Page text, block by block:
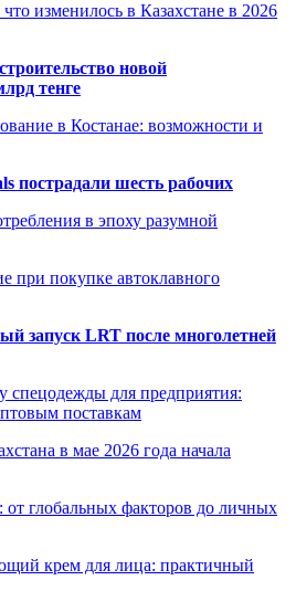
изменилось в Казахстане в 2026
новой
тенге
в Костанае: возможности и
пострадали шесть рабочих
в эпоху разумной
при покупке автоклавного
запуск LRT после многолетней
спецодежды для предприятия:
поставкам
в мае 2026 года начала
от глобальных факторов до личных
крем для лица: практичный